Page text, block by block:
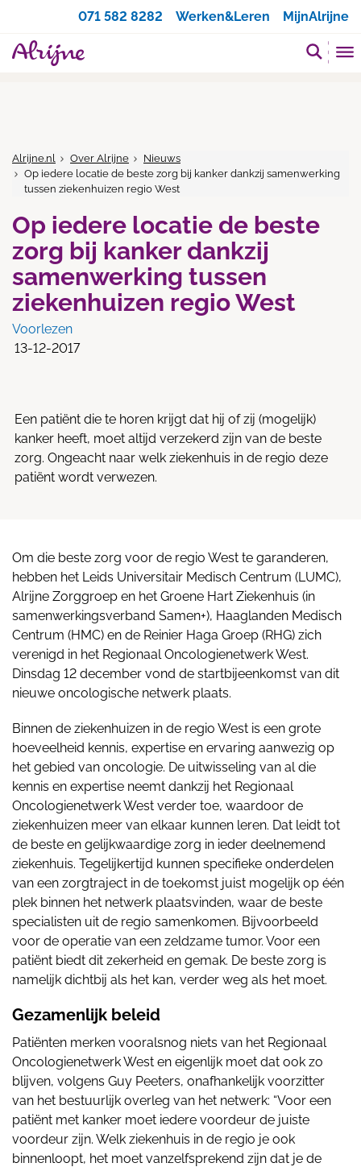
071 582 8282
Werken&Leren MijnAlrijne
Alrijne.nl Over Alrijne
Nieuws
Op iedere locatie de beste zorg bij kanker dankzij samenwerking
tussen ziekenhuizen regio West
Op iedere locatie de beste
zorg bij kanker dankzij
samenwerking tussen
ziekenhuizen regio West
Voorlezen
13-12-2017
Een patiënt die te horen krijgt dat hij of zij (mogelijk)
kanker heeft, moet altijd verzekerd zijn van de beste
zorg. Ongeacht naar welk ziekenhuis in de regio deze
patiënt wordt verwezen.
Om die beste zorg voor de regio West te garanderen,
hebben het Leids Universitair Medisch Centrum (LUMC),
Alrijne Zorggroep en het Groene Hart Ziekenhuis (in
samenwerkingsverband Samen+), Haaglanden Medisch
Centrum (HMC) en de Reinier Haga Groep (RHG) zich
verenigd in het Regionaal Oncologienetwerk West.
Dinsdag 12 december vond de startbijeenkomst van dit
nieuwe oncologische netwerk plaats.
Binnen de ziekenhuizen in de regio West is een grote
hoeveelheid kennis, expertise en ervaring aanwezig op
het gebied van oncologie. De uitwisseling van al die
kennis en expertise neemt dankzij het Regionaal
Oncologienetwerk West verder toe, waardoor de
ziekenhuizen meer van elkaar kunnen leren. Dat leidt tot
de beste en gelijkwaardige zorg in ieder deelnemend
ziekenhuis. Tegelijkertijd kunnen specifieke onderdelen
van een zorgtraject in de toekomst juist mogelijk op één
plek binnen het netwerk plaatsvinden, waar de beste
specialisten uit de regio samenkomen. Bijvoorbeeld
voor de operatie van een zeldzame tumor. Voor een
patiënt biedt dit zekerheid en gemak. De beste zorg is
namelijk dichtbij als het kan, verder weg als het moet.
Gezamenlijk beleid
Patiënten merken vooralsnog niets van het Regionaal
Oncologienetwerk West en eigenlijk moet dat ook zo
blijven, volgens Guy Peeters, onafhankelijk voorzitter
van het bestuurlijk overleg van het netwerk: “Voor een
patiënt met kanker moet iedere voordeur de juiste
voordeur zijn. Welk ziekenhuis in de regio je ook
binnenloopt, het moet vanzelfsprekend zijn dat je de